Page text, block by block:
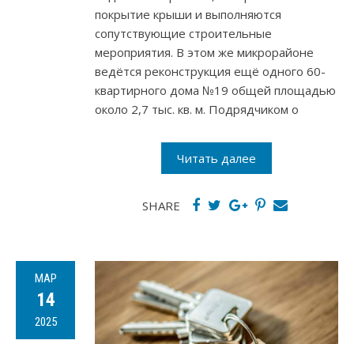
покрытие крыши и выполняются
сопутствующие строительные
мероприятия. В этом же микрорайоне
ведётся реконструкция ещё одного 60-
квартирного дома №19 общей площадью
около 2,7 тыс. кв. м. Подрядчиком о
Читать далее
SHARE
МАР
14
2025